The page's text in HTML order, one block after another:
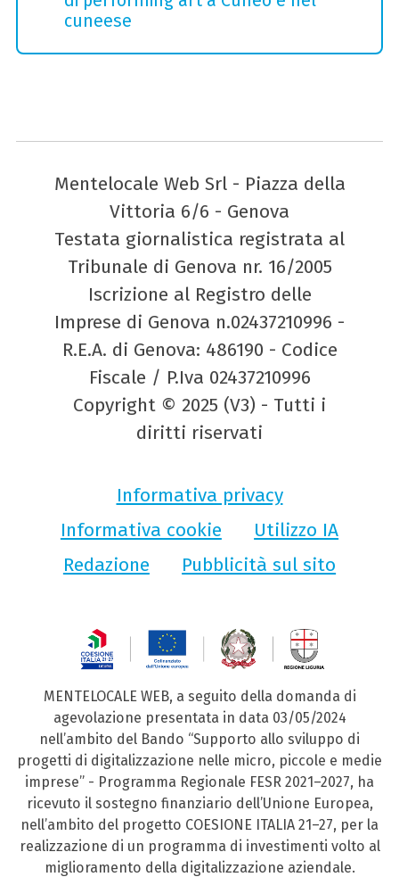
cuneese
Mentelocale Web Srl - Piazza della
Vittoria 6/6 - Genova
Testata giornalistica registrata al
Tribunale di Genova nr. 16/2005
Iscrizione al Registro delle
Imprese di Genova n.02437210996 -
R.E.A. di Genova: 486190 - Codice
Fiscale / P.Iva 02437210996
Copyright © 2025 (V3) - Tutti i
diritti riservati
Informativa privacy
Informativa cookie
Utilizzo IA
Redazione
Pubblicità sul sito
MENTELOCALE WEB, a seguito della domanda di
agevolazione presentata in data 03/05/2024
nell’ambito del Bando “Supporto allo sviluppo di
progetti di digitalizzazione nelle micro, piccole e medie
imprese” - Programma Regionale FESR 2021–2027, ha
ricevuto il sostegno finanziario dell’Unione Europea,
nell’ambito del progetto COESIONE ITALIA 21–27, per la
realizzazione di un programma di investimenti volto al
miglioramento della digitalizzazione aziendale.